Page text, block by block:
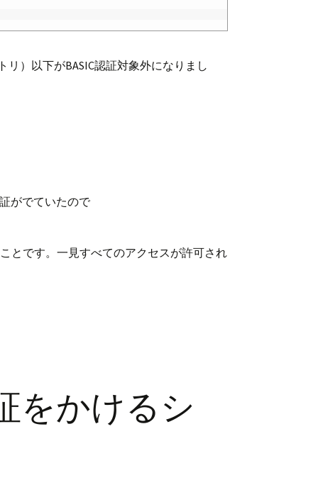
）以下がBASIC認証対象外になりまし
がでていたので
とです。一見すべてのアクセスが許可され
をかけるシ